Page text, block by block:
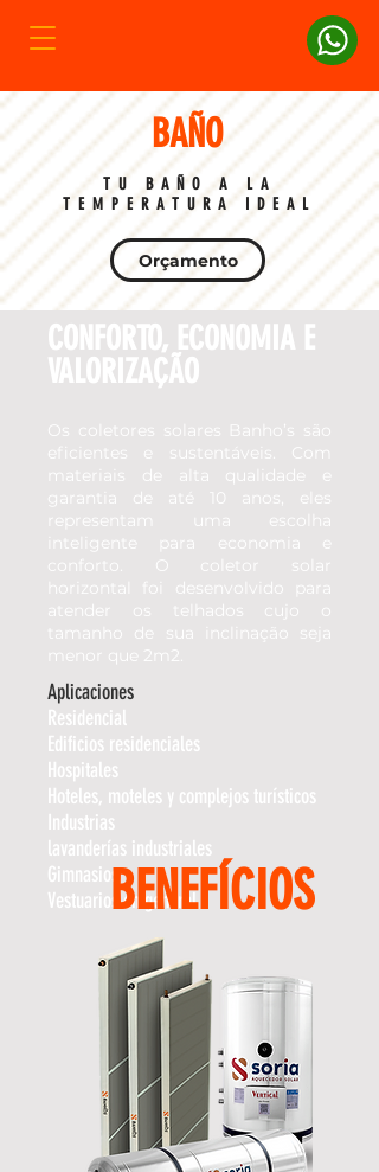
BAÑO
TU BAÑO A LA
TEMPERATURA IDEAL
Orçamento
CONFORTO, ECONOMIA E
VALORIZAÇÃO
Os coletores solares Banho’s são
eficientes e sustentáveis. Com
materiais de alta qualidade e
garantia de até 10 anos, eles
representam uma escolha
inteligente para economia e
conforto. O coletor solar
horizontal foi desenvolvido para
atender os telhados cujo o
tamanho de sua inclinação seja
menor que 2m2.
Aplicaciones
Residencial
Edificios residenciales
Hospitales
Hoteles, moteles y complejos turísticos
Industrias
lavanderías industriales
Gimnasios
Vestuarios en general
BENEFÍCIOS